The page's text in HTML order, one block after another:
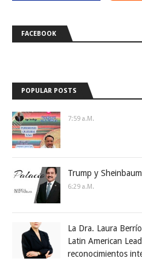
FACEBOOK
POPULAR POSTS
7:59 A.m.
Trump y
6:29 A.m.
La Dra. Laura
Latin American
reconocimientos